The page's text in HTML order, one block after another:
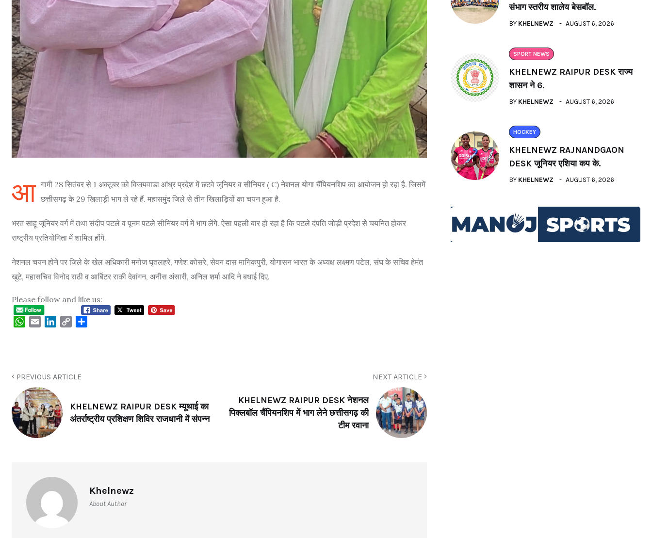
आ गामी 28 सितंबर से 1 अक्टूबर को विजयवाडा आंध्र प्रदेश में छटवे जूनियर व सीनियर ( C) नेशनल योगा चैंपियनशिप का आयोजन हो रहा है. जिसमें
छत्तीसगढ़ के 29 खिलाड़ी भाग ले रहे हैं. महासमुंद जिले से तीन खिलाड़ियों का चयन हुआ है.
भरत साहू जूनियर वर्ग में तथा संदीप पटले व पूनम पटले सीनियर वर्ग में भाग लेंगे. ऐसा पहली बार हो रहा है कि पटले दंपति जोड़ी प्रदेश से चयनित होकर
राष्ट्रीय प्रतियोगिता में शामिल होंगे.
नेशनल चयन होने पर जिले के खेल अधिकारी मनोज घृतलहरे, गणेश कोसरे, सेवन दास मानिकपुरी, योगासन भारत के अध्यक्ष लक्ष्मण पटेल, संघ के सचिव हेमंत
खुटे, महासचिव विनोद राठी व आर्बिटर राकी देवांगन, अनीस अंसारी, अनिल शर्मा आदि ने बधाई दिए.
Please follow and like us:
WhatsApp
Email LinkedIn
Copy
PREVIOUS ARTICLE
KHELNEWZ RAIPUR DESK म्यूथाई का
अंतर्राष्ट्रीय प्रशिक्षण शिविर राजधानी में संपन्न
NEXT ARTICLE
KHELNEWZ RAIPUR DESK नेशनल
पिक्लबॉल चैंपियनशिप में भाग लेने छत्तीसगढ़ की
टीम रवाना
Khelnewz
About Author
संभाग स्तरीय शालेय बेसबॉल.
BY KHELNEWZ AUGUST 6, 2026
SPORT NEWS
KHELNEWZ RAIPUR DESK राज्य
शासन ने 6.
BY KHELNEWZ AUGUST 6, 2026
HOCKEY
KHELNEWZ RAJNANDGAON
DESK जूनियर एशिया कप के.
BY KHELNEWZ AUGUST 6, 2026